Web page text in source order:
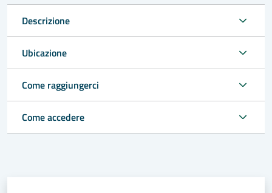
Descrizione
Ubicazione
Come raggiungerci
Come accedere